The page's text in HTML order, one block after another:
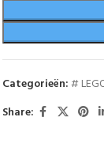
Categorieën:#
Share: